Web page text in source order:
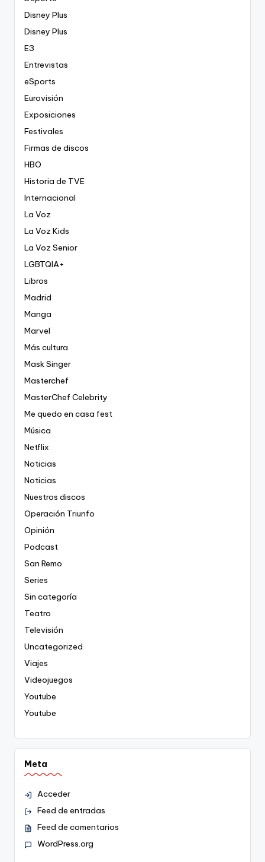
Disney Plus
Disney Plus
E3
Entrevistas
eSports
Eurovisión
Exposiciones
Festivales
Firmas de discos
HBO
Historia de TVE
Internacional
La Voz
La Voz Kids
La Voz Senior
LGBTQIA+
Libros
Madrid
Manga
Marvel
Más cultura
Mask Singer
Masterchef
MasterChef Celebrity
Me quedo en casa fest
Música
Netflix
Noticias
Noticias
Nuestros discos
Operación Triunfo
Opinión
Podcast
San Remo
Series
Sin categoría
Teatro
Televisión
Uncategorized
Viajes
Videojuegos
Youtube
Youtube
Meta
Acceder
Feed de entradas
Feed de comentarios
WordPress.org